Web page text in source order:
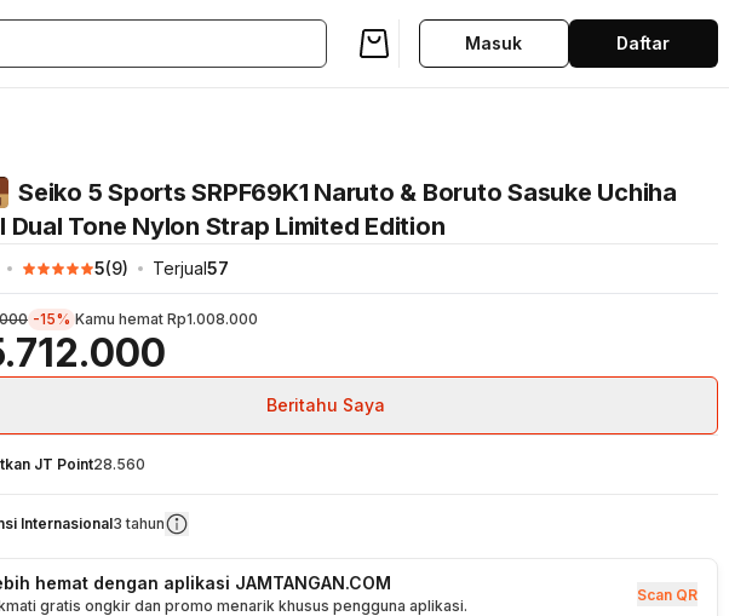
Masuk Daftar
Seiko 5 Sports SRPF69K1 Naruto & Boruto Sasuke Uchiha
Dual Tone Nylon Strap Limited Edition
5(9) Terjual57
-15% Kamu hemat Rp1.008.000
Beritahu Saya
JT Point28.560
Internasional3 tahun
hemat dengan aplikasi JAMTANGAN.COM
gratis ongkir dan promo menarik khusus pengguna aplikasi.
Scan QR